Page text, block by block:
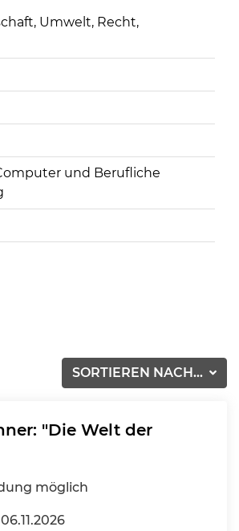
Umwelt, Recht,
und Berufliche
SORTIEREN NACH...
"Die Welt der
möglich
06.11.2026